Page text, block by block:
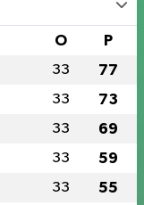
O P
33 77
33 73
33 69
33 59
33 55